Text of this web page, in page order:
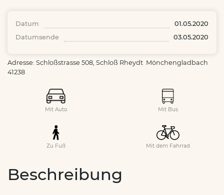
Beschreibung
Datum
01.05.2020
Datumsende
03.05.2020
Adresse: Schloßstrasse 508, Schloß Rheydt Mönchengladbach
41238
Mit Auto Mit Bus
Zu Fuß Mit dem Fahrrad